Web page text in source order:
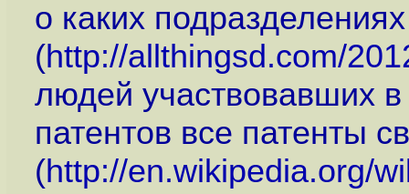
о каких
(http://allthingsd.com/
людей участвовавших в
патентов все патенты
(http://en.wikipedia.org/